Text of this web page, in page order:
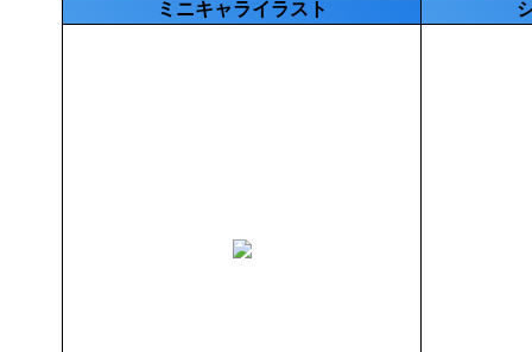
ミニキャライラスト